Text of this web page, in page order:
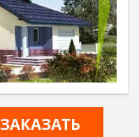
ЗАКАЗАТЬ